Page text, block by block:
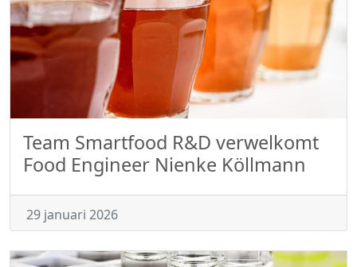
Team Smartfood R&D verwelkomt
Food Engineer Nienke Köllmann
29 januari 2026